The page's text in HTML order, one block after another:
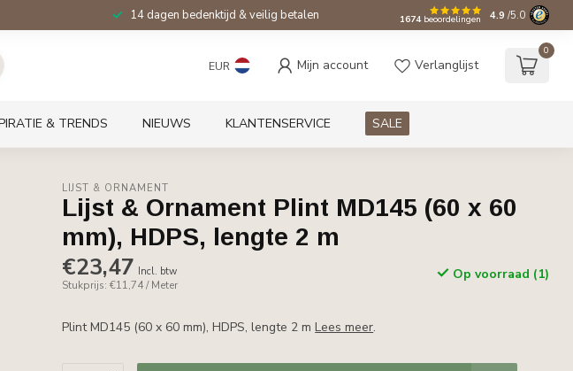
14 dagen bedenktijd & veilig betalen 1674beoordelingen 4.9 /5.0
EUR Mijn account Verlanglijst
0
& TRENDS NIEUWS KLANTENSERVICE SALE
LIJST & ORNAMENT
Lijst & Ornament Plint MD145 (60 x 60
mm), HDPS, lengte 2 m
€23,47 Incl. btw
Stukprijs: €11,74 / Meter
Op voorraad (1)
Plint MD145 (60 x 60 mm), HDPS, lengte 2 mLees meer.